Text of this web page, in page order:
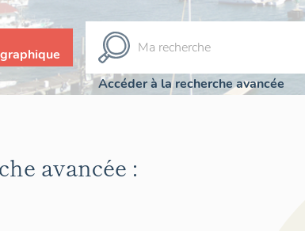
Accéder à la recherche avancée
avancée :